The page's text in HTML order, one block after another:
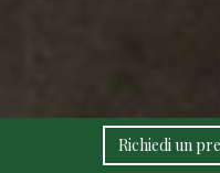
Richiedi un